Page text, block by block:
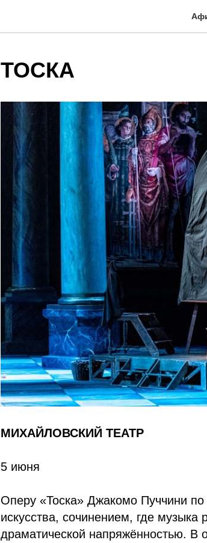
ТОСКА
МИХАЙЛОВСКИЙ ТЕАТР
5 июня
Оперу «Тоска» Джакомо Пуччини
искусства, сочинением, где музыка
драматической напряжённостью. В